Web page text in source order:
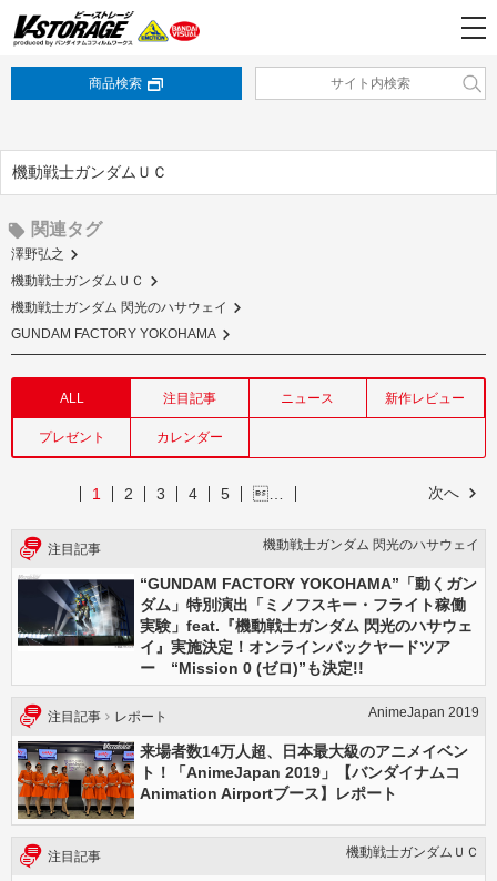
商品検索
機動戦士ガンダムＵＣ
関連タグ
澤野弘之
機動戦士ガンダムＵＣ
機動戦士ガンダム 閃光のハサウェイ
GUNDAM FACTORY YOKOHAMA
ALL 注目記事 ニュース 新作レビュー
プレゼント カレンダー
次へ
1 2 3 4 5 …
注目記事 機動戦士ガンダム 閃光のハサウェイ
“GUNDAM FACTORY YOKOHAMA”「動くガン
ダム」特別演出「ミノフスキー・フライト稼働
実験」feat.『機動戦士ガンダム 閃光のハサウェ
イ』実施決定！オンラインバックヤードツア
ー “Mission 0 (ゼロ)”も決定!!
注目記事 レポート AnimeJapan 2019
来場者数14万人超、日本最大級のアニメイベン
ト！「AnimeJapan 2019」【バンダイナムコ
Animation Airportブース】レポート
注目記事 機動戦士ガンダムＵＣ